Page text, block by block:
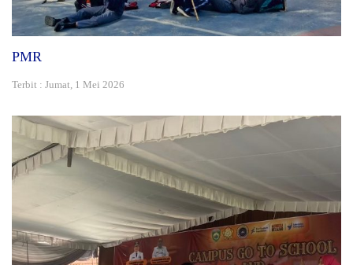
PMR
Terbit : Jumat, 1 Mei 2026